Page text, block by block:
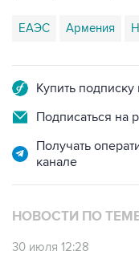
ЕАЭС Армения
Купить
Подписаться на
Получать
канале
НОВОСТИ ПО
30 июля 12:28